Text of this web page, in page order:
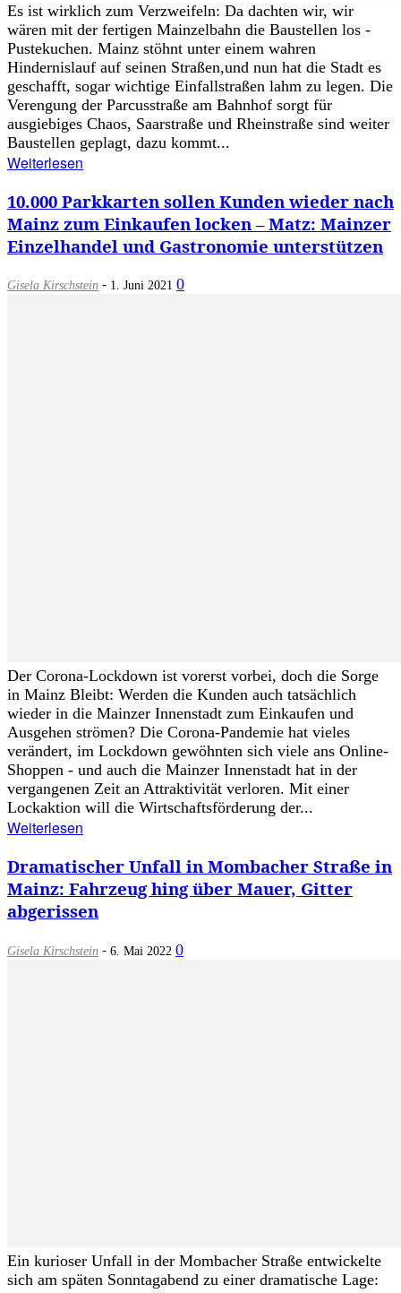
Es ist wirklich zum Verzweifeln: Da dachten wir, wir
wären mit der fertigen Mainzelbahn die Baustellen los -
Pustekuchen. Mainz stöhnt unter einem wahren
Hindernislauf auf seinen Straßen,und nun hat die Stadt es
geschafft, sogar wichtige Einfallstraßen lahm zu legen. Die
Verengung der Parcusstraße am Bahnhof sorgt für
ausgiebiges Chaos, Saarstraße und Rheinstraße sind weiter
Baustellen geplagt, dazu kommt...
Weiterlesen
10.000 Parkkarten sollen Kunden wieder nach
Mainz zum Einkaufen locken – Matz: Mainzer
Einzelhandel und Gastronomie unterstützen
Gisela Kirschstein - 1. Juni 2021 0
Der Corona-Lockdown ist vorerst vorbei, doch die Sorge
in Mainz Bleibt: Werden die Kunden auch tatsächlich
wieder in die Mainzer Innenstadt zum Einkaufen und
Ausgehen strömen? Die Corona-Pandemie hat vieles
verändert, im Lockdown gewöhnten sich viele ans Online-
Shoppen - und auch die Mainzer Innenstadt hat in der
vergangenen Zeit an Attraktivität verloren. Mit einer
Lockaktion will die Wirtschaftsförderung der...
Weiterlesen
Dramatischer Unfall in Mombacher Straße in
Mainz: Fahrzeug hing über Mauer, Gitter
abgerissen
Gisela Kirschstein - 6. Mai 2022 0
Ein kurioser Unfall in der Mombacher Straße entwickelte
sich am späten Sonntagabend zu einer dramatische Lage: